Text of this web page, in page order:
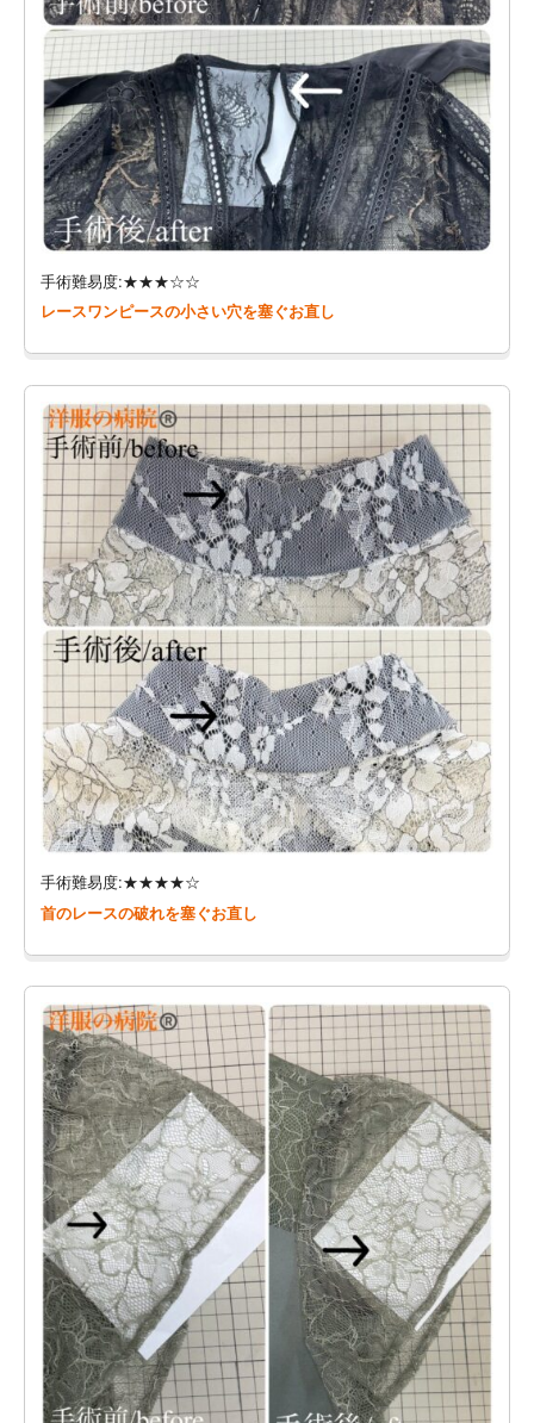
手術難易度:★★★☆☆
レースワンピースの小さい穴を塞ぐお直し
手術難易度:★★★★☆
首のレースの破れを塞ぐお直し